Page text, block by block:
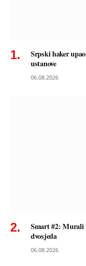
Srpski haker
ustanove
06.08.2026
Smart #2: Murali
dvosjeda
06.08.2026